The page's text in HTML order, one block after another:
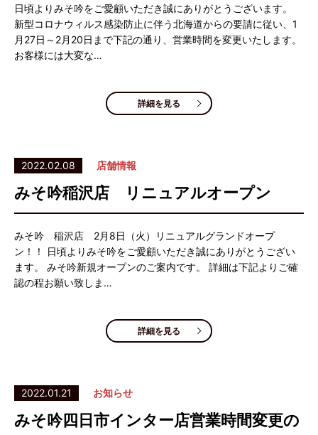
日頃よりみそ吟をご愛顧いただき誠にありがとうございます。
新型コロナウィルス感染防止に伴う北海道からの要請に従い、1
月27日～2月20日まで下記の通り、営業時間を変更いたします。
お客様には大変な…
詳細を見る
2022.02.08 店舗情報
みそ吟稲沢店 リニュアルオープン
みそ吟 稲沢店 2月8日（火）リニュアルグランドオープ
ン！！ 日頃よりみそ吟をご愛顧いただき誠にありがとうござい
ます。 みそ吟新規オープンのご案内です。 詳細は下記よりご確
認の程お願い致しま…
詳細を見る
2022.01.21 お知らせ
みそ吟四日市インター店営業時間変更の